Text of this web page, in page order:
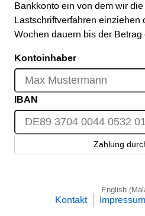
Bankkonto ein von dem wir
Lastschriftverfahren einziehen
Wochen dauern bis der
Kontoinhaber
IBAN
Zahlung
English
Kontakt Impressum